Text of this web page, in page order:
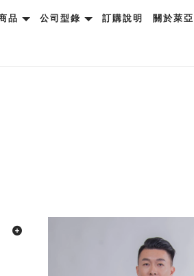
品 公司型錄 訂購說明 關於萊亞